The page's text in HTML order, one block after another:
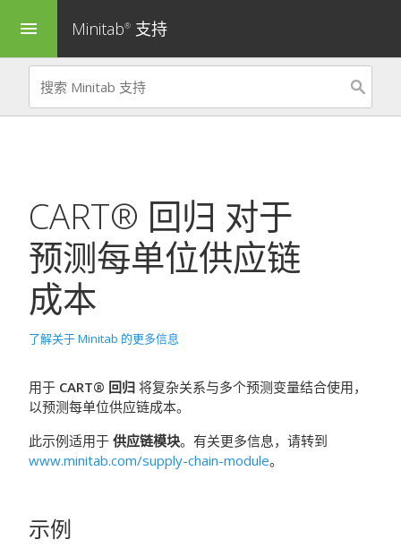
menu Minitab® 支持
CART® 回归 对于
预测每单位供应链
成本
了解关于 Minitab 的更多信息
用于 CART® 回归 将复杂关系与多个预测变量结合使用，
以预测每单位供应链成本。
此示例适用于 供应链模块。有关更多信息，请转到
www.minitab.com/supply-chain-module。
示例